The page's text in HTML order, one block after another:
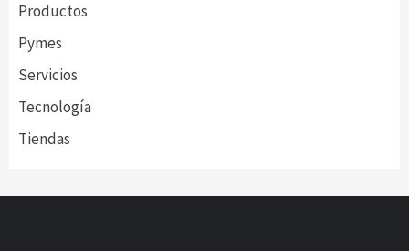
Productos
Pymes
Servicios
Tecnología
Tiendas